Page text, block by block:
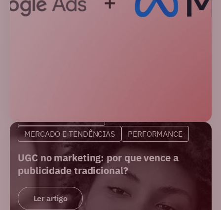
MERCADO E TENDÊNCIAS
PERFORMANCE
UGC no marketing: por que vence a
publicidade tradicional?
Ler artigo